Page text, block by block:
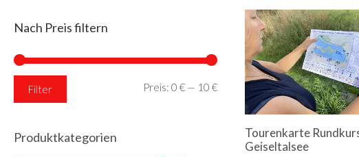
Tourenkarte
Geiseltalsee
Nach Preis filtern
Min.
Max.
Filter Preis: 0 € — 10 €
Produktkategorien